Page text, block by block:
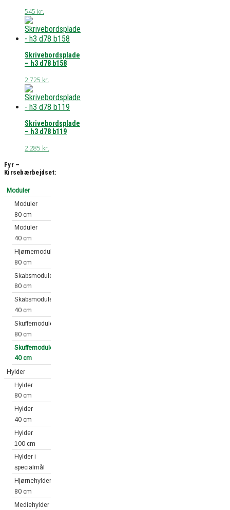
545 kr.
Skrivebordsplade
– h3 d78 b158
2.725 kr.
Skrivebordsplade
– h3 d78 b119
2.285 kr.
Fyr –
Kirsebærbejdset:
Moduler
Moduler
80 cm
Moduler
40 cm
Hjørnemoduler
80 cm
Skabsmoduler
80 cm
Skabsmoduler
40 cm
Skuffemoduler
80 cm
Skuffemoduler
40 cm
Hylder
Hylder
80 cm
Hylder
40 cm
Hylder
100 cm
Hylder i
specialmål
Hjørnehylder
80 cm
Mediehylder